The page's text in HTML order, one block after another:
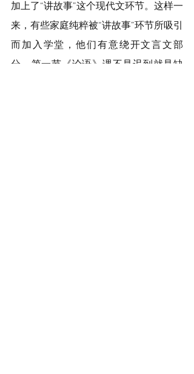
加上了“讲故事”这个现代文环节。这样一
来，有些家庭纯粹被“讲故事”环节所吸引
而加入学堂，他们有意绕开文言文部
分，第一节《论语》课不是迟到就是缺